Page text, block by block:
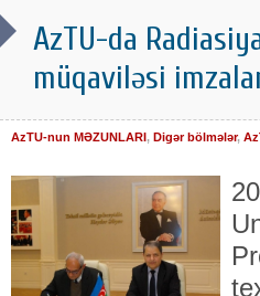
AzTU-da
müqaviləsi
AzTU-nun MƏZUNLARI, Digər bölmələr,